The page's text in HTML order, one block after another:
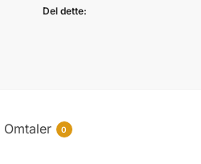
Del dette:
Omtaler 0